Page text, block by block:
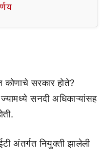
कोणाचे सरकार होते?
सनदी अधिकाऱ्यांसह
अंतर्गत नियुक्ती झालेली